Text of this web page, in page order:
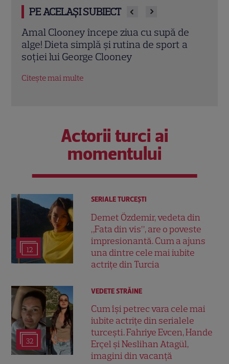
PE ACELAȘI SUBIECT
Tom Holland, decizie radicală pentru
noul său film! Ce promisiune a făcut
actorul după momentele virale în care a
Actorii turci ai
momentului
12
SERIALE TURCEŞTI
Demet Özdemir, vedeta din
„Fata din vis”, are o poveste
impresionantă. Cum a ajuns
una dintre cele mai iubite
actrițe din Turcia
32
VEDETE STRĂINE
Cum își petrec vara cele mai
iubite actrițe din serialele
turcești. Fahriye Evcen, Hande
Erçel și Neslihan Atagül,
imagini din vacanță